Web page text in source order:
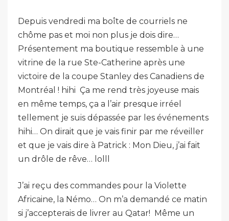
Depuis vendredi ma boîte de courriels ne
chôme pas et moi non plus je dois dire…
Présentement ma boutique ressemble à une
vitrine de la rue Ste-Catherine après une
victoire de la coupe Stanley des Canadiens de
Montréal ! hihi Ça me rend très joyeuse mais
en même temps, ça a l’air presque irréel
tellement je suis dépassée par les événements
hihi… On dirait que je vais finir par me réveiller
et que je vais dire à Patrick : Mon Dieu, j’ai fait
un drôle de rêve… lolll
J’ai reçu des commandes pour la Violette
Africaine, la Némo… On m’a demandé ce matin
si j’accepterais de livrer au Qatar! Même un